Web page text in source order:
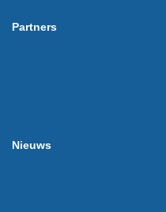
Partners
Nieuws